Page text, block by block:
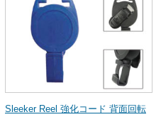
Sleeker Reel 強化コード 背面回転